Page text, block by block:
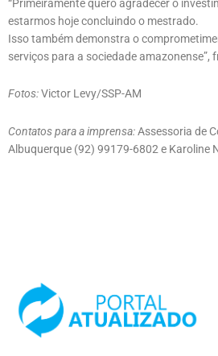
“Primeiramente quero agradecer o
estarmos hoje concluindo o mestrado.
Isso também demonstra o
serviços para a sociedade amazonense”,
Fotos:Victor Levy/SSP-AM
Contatos para a imprensa:Assessoria de
Albuquerque (92) 99179-6802 e Karoline